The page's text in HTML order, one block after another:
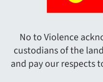
No to Violence
custodians of the
and pay our respects